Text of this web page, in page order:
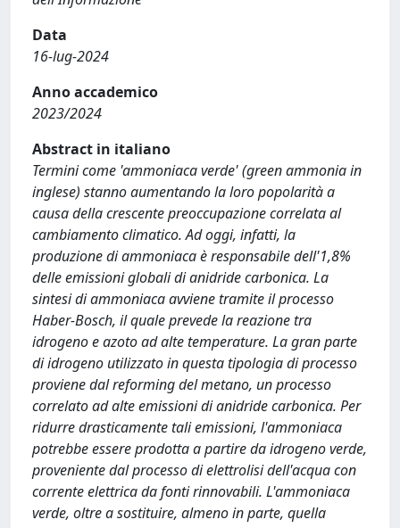
Data
16-lug-2024
Anno accademico
2023/2024
Abstract in italiano
Termini come 'ammoniaca verde' (green ammonia in
inglese) stanno aumentando la loro popolarità a
causa della crescente preoccupazione correlata al
cambiamento climatico. Ad oggi, infatti, la
produzione di ammoniaca è responsabile dell'1,8%
delle emissioni globali di anidride carbonica. La
sintesi di ammoniaca avviene tramite il processo
Haber-Bosch, il quale prevede la reazione tra
idrogeno e azoto ad alte temperature. La gran parte
di idrogeno utilizzato in questa tipologia di processo
proviene dal reforming del metano, un processo
correlato ad alte emissioni di anidride carbonica. Per
ridurre drasticamente tali emissioni, l'ammoniaca
potrebbe essere prodotta a partire da idrogeno verde,
proveniente dal processo di elettrolisi dell'acqua con
corrente elettrica da fonti rinnovabili. L'ammoniaca
verde, oltre a sostituire, almeno in parte, quella